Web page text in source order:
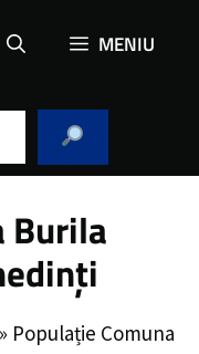
MENIU
Burila
» Populație Comuna